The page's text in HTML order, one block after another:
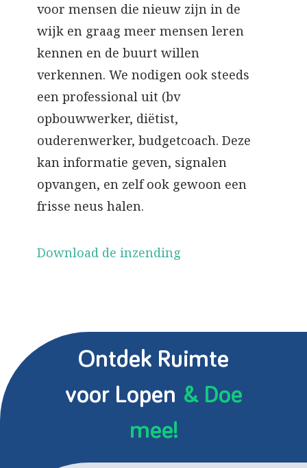
voor mensen die nieuw zijn in de
wijk en graag meer mensen leren
kennen en de buurt willen
verkennen. We nodigen ook steeds
een professional uit (bv
opbouwwerker, diëtist,
ouderenwerker, budgetcoach. Deze
kan informatie geven, signalen
opvangen, en zelf ook gewoon een
frisse neus halen.
Download de inzending
Ontdek Ruimte
voor Lopen & Doe
mee!